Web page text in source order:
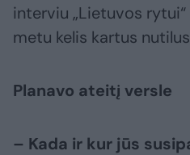
interviu „Lietuvos
metu kelis kartus
Planavo ateitį versle
– Kada ir kur jūs